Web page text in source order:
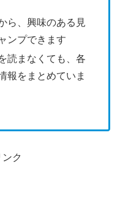
ら、興味のある見
ンプできます
読まなくても、各
報をまとめていま
ク